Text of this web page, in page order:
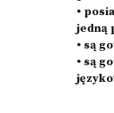
•
jedną
• są
• są